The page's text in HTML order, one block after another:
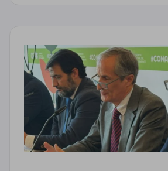
CONFIGURACIÓN DE
RECHAZAR